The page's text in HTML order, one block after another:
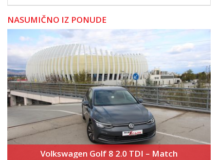
NASUMIČNO IZ PONUDE
Volkswagen Golf 8 2.0 TDI – Match